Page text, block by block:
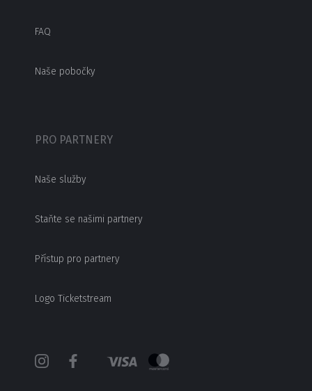
FAQ
Naše pobočky
PRO PARTNERY
Naše služby
Staňte se našimi partnery
Přístup pro partnery
Logo Ticketstream